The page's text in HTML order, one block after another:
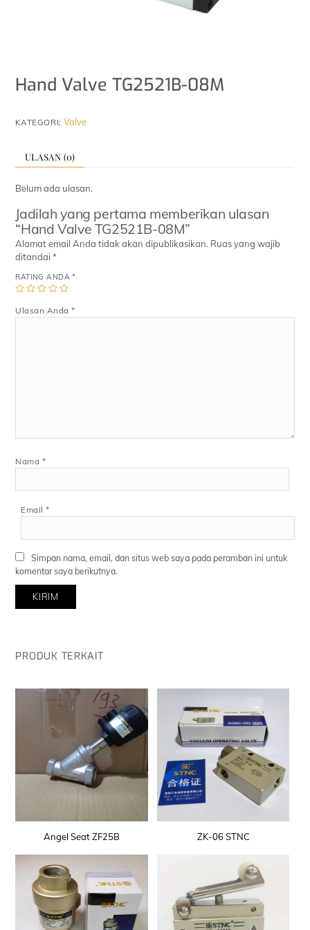
Hand Valve TG2521B-08M
KATEGORI:Valve
ULASAN (0)
Belum ada ulasan.
Jadilah yang pertama memberikan ulasan
“Hand Valve TG2521B-08M”
Alamat email Anda tidak akan dipublikasikan. Ruas yang wajib
ditandai*
RATING ANDA*
Ulasan Anda*
Nama *
Email*
Simpan nama, email, dan situs web saya pada peramban ini untuk
komentar saya berikutnya.
PRODUK TERKAIT
Angel Seat ZF25B ZK-06 STNC